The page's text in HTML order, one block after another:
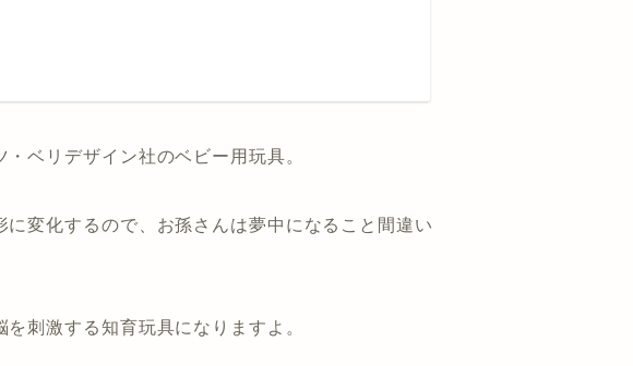
ベリデザイン社のベビー用玩具。
変化するので、お孫さんは夢中になること間違い
を刺激する知育玩具になりますよ。